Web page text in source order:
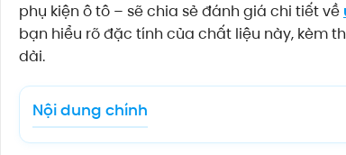
phụ kiện ô tô – sẽ chia sẻ đánh giá chi tiết về
bạn hiểu rõ đặc tính của chất liệu này, kèm
dài.
Nội dung chính